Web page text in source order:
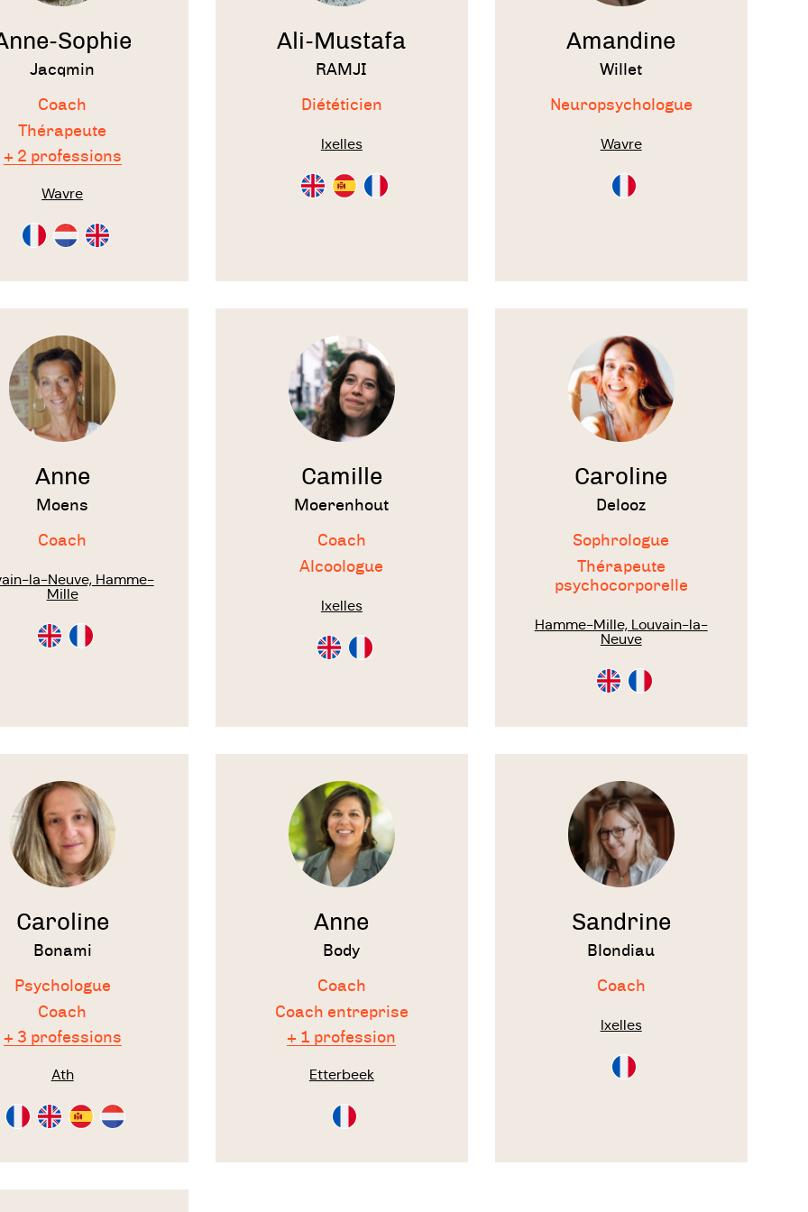
de carrière, changement de cap
de dossiers stratégiques et préparation à la
Sophie
Jacqmin
Coach
Thérapeute
+ 2 professions
Wavre
Consultation
en
Consultation
en
Consultation
en
Ali-Mustafa
RAMJI
Diététicien
Ixelles
Consultation
en
Consultation
en
Consultation
en
Amandine
Willet
Neuropsychologue
Wavre
Consultation
en
Anne
Moens
Coach
la-Neuve, Hamme-
Mille
Consultation
en
Consultation
en
Voir
Camille
Moerenhout
Coach
Alcoologue
Ixelles
Consultation
en
Consultation
en
Voir
Caroline
Delooz
Sophrologue
Thérapeute
psychocorporelle
Hamme-Mille, Louvain-la-
Neuve
Consultation
en
Consultation
en
Caroline
Bonami
Psychologue
Coach
+ 3 professions
Ath
Consultation
en
Consultation
en
Consultation
en
Consultation
en
Voir
Anne
Body
Coach
Coach entreprise
+ 1 profession
Etterbeek
Consultation
en
Voir
Sandrine
Blondiau
Coach
Ixelles
Consultation
en